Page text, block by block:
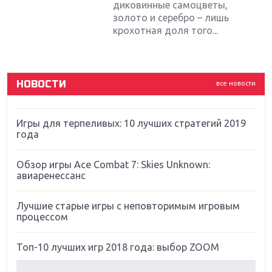
диковинные самоцветы,
золото и серебро – лишь
крохотная доля того...
все новости
НОВОСТИ
Новинки для Nintendo Switch: Labo, South Park и
Far Cry 5: хвалить нельзя ругать
Игры для терпеливых: 10 лучших стратегий 2019
года
Обзор игры Ace Combat 7: Skies Unknown:
авиаренессанс
Лучшие старые игры с неповторимым игровым
процессом
Топ-10 лучших игр 2018 года: выбор ZOOM